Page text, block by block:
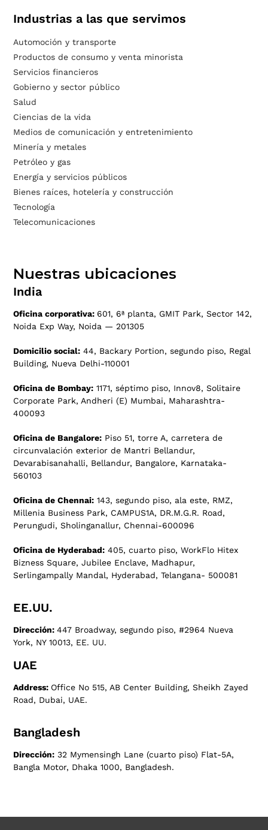
Industrias a las que servimos
Automoción y transporte
Productos de consumo y venta minorista
Servicios financieros
Gobierno y sector público
Salud
Ciencias de la vida
Medios de comunicación y entretenimiento
Minería y metales
Petróleo y gas
Energía y servicios públicos
Bienes raíces, hotelería y construcción
Tecnología
Telecomunicaciones
Nuestras ubicaciones
India
Oficina corporativa: 601, 6ª planta, GMIT Park, Sector 142,
Noida Exp Way, Noida — 201305
Domicilio social: 44, Backary Portion, segundo piso, Regal
Building, Nueva Delhi-110001
Oficina de Bombay: 1171, séptimo piso, Innov8, Solitaire
Corporate Park, Andheri (E) Mumbai, Maharashtra-
400093
Oficina de Bangalore: Piso 51, torre A, carretera de
circunvalación exterior de Mantri Bellandur,
Devarabisanahalli, Bellandur, Bangalore, Karnataka-
560103
Oficina de Chennai: 143, segundo piso, ala este, RMZ,
Millenia Business Park, CAMPUS1A, DR.M.G.R. Road,
Perungudi, Sholinganallur, Chennai-600096
Oficina de Hyderabad: 405, cuarto piso, WorkFlo Hitex
Bizness Square, Jubilee Enclave, Madhapur,
Serlingampally Mandal, Hyderabad, Telangana- 500081
EE.UU.
Dirección:447 Broadway, segundo piso, #2964 Nueva
York, NY 10013, EE. UU.
UAE
Address: Office No 515, AB Center Building, Sheikh Zayed
Road, Dubai, UAE.
Bangladesh
Dirección: 32 Mymensingh Lane (cuarto piso) Flat-5A,
Bangla Motor, Dhaka 1000, Bangladesh.